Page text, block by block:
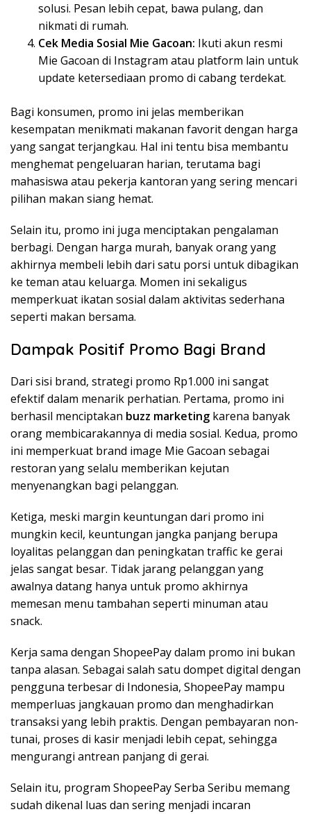
solusi. Pesan lebih cepat, bawa pulang, dan
nikmati di rumah.
Cek Media Sosial Mie Gacoan: Ikuti akun resmi
Mie Gacoan di Instagram atau platform lain untuk
update ketersediaan promo di cabang terdekat.
Bagi konsumen, promo ini jelas memberikan
kesempatan menikmati makanan favorit dengan harga
yang sangat terjangkau. Hal ini tentu bisa membantu
menghemat pengeluaran harian, terutama bagi
mahasiswa atau pekerja kantoran yang sering mencari
pilihan makan siang hemat.
Selain itu, promo ini juga menciptakan pengalaman
berbagi. Dengan harga murah, banyak orang yang
akhirnya membeli lebih dari satu porsi untuk dibagikan
ke teman atau keluarga. Momen ini sekaligus
memperkuat ikatan sosial dalam aktivitas sederhana
seperti makan bersama.
Dampak Positif Promo Bagi Brand
Dari sisi brand, strategi promo Rp1.000 ini sangat
efektif dalam menarik perhatian. Pertama, promo ini
berhasil menciptakan buzz marketing karena banyak
orang membicarakannya di media sosial. Kedua, promo
ini memperkuat brand image Mie Gacoan sebagai
restoran yang selalu memberikan kejutan
menyenangkan bagi pelanggan.
Ketiga, meski margin keuntungan dari promo ini
mungkin kecil, keuntungan jangka panjang berupa
loyalitas pelanggan dan peningkatan traffic ke gerai
jelas sangat besar. Tidak jarang pelanggan yang
awalnya datang hanya untuk promo akhirnya
memesan menu tambahan seperti minuman atau
snack.
Kerja sama dengan ShopeePay dalam promo ini bukan
tanpa alasan. Sebagai salah satu dompet digital dengan
pengguna terbesar di Indonesia, ShopeePay mampu
memperluas jangkauan promo dan menghadirkan
transaksi yang lebih praktis. Dengan pembayaran non-
tunai, proses di kasir menjadi lebih cepat, sehingga
mengurangi antrean panjang di gerai.
Selain itu, program ShopeePay Serba Seribu memang
sudah dikenal luas dan sering menjadi incaran